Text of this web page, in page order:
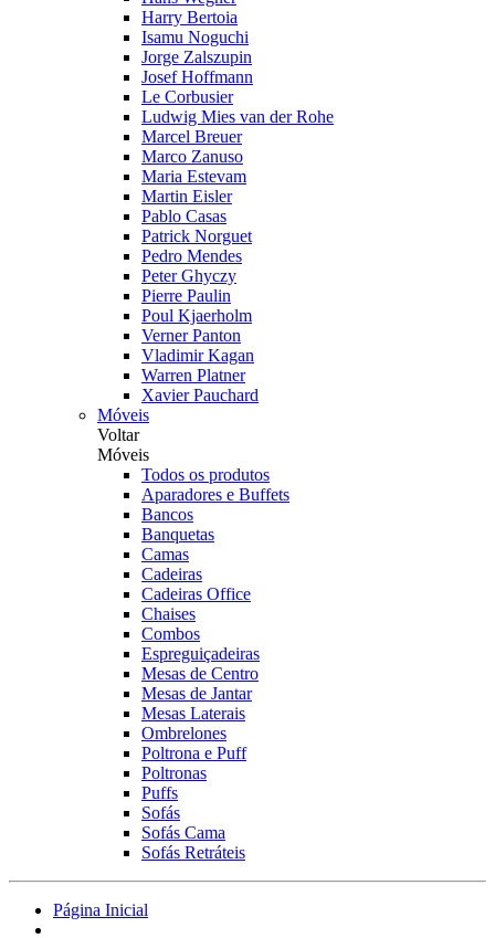
Harry Bertoia
Isamu Noguchi
Jorge Zalszupin
Josef Hoffmann
Le Corbusier
Ludwig Mies van der Rohe
Marcel Breuer
Marco Zanuso
Maria Estevam
Martin Eisler
Pablo Casas
Patrick Norguet
Pedro Mendes
Peter Ghyczy
Pierre Paulin
Poul Kjaerholm
Verner Panton
Vladimir Kagan
Warren Platner
Xavier Pauchard
Móveis
Voltar
Móveis
Todos os produtos
Aparadores e Buffets
Bancos
Banquetas
Camas
Cadeiras
Cadeiras Office
Chaises
Combos
Espreguiçadeiras
Mesas de Centro
Mesas de Jantar
Mesas Laterais
Ombrelones
Poltrona e Puff
Poltronas
Puffs
Sofás
Sofás Cama
Sofás Retráteis
Página Inicial